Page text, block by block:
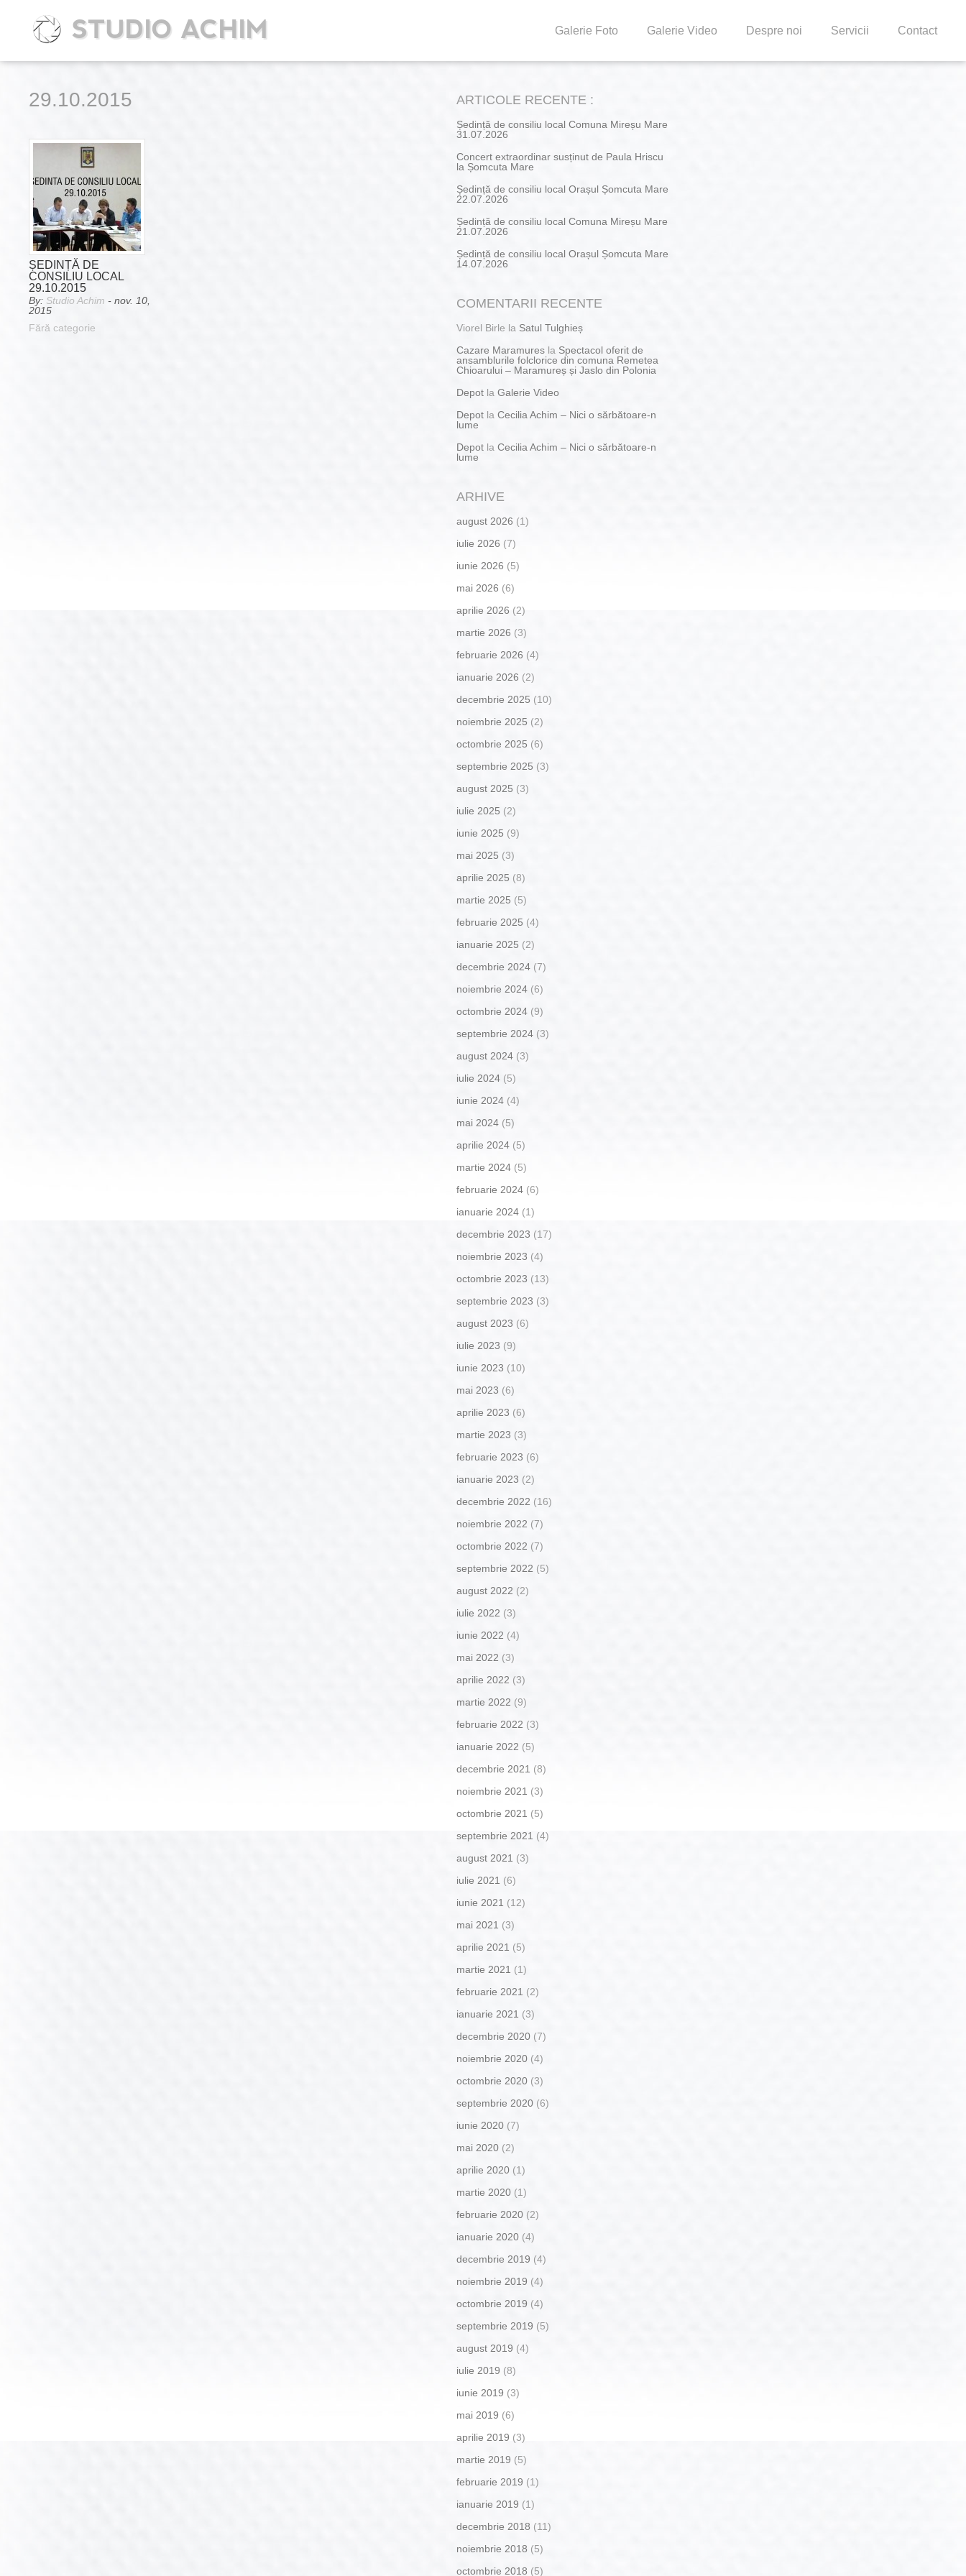
STUDIO ACHIM Galerie Foto Galerie Video Despre noi Servicii Contact
29.10.2015
ȘEDINȚĂ DE
CONSILIU LOCAL
29.10.2015
By: Studio Achim - nov. 10,
2015
Fără categorie
ARTICOLE RECENTE :
Ședință de consiliu local Comuna Mireșu Mare
31.07.2026
Concert extraordinar susținut de Paula Hriscu
la Șomcuta Mare
Ședință de consiliu local Orașul Șomcuta Mare
22.07.2026
Ședință de consiliu local Comuna Mireșu Mare
21.07.2026
Ședință de consiliu local Orașul Șomcuta Mare
14.07.2026
COMENTARII RECENTE
Viorel Birle la Satul Tulghieș
Cazare Maramures la Spectacol oferit de
ansamblurile folclorice din comuna Remetea
Chioarului – Maramureș și Jaslo din Polonia
Depot la Galerie Video
Depot la Cecilia Achim – Nici o sărbătoare-n
lume
Depot la Cecilia Achim – Nici o sărbătoare-n
lume
ARHIVE
august 2026 (1)
iulie 2026 (7)
iunie 2026 (5)
mai 2026 (6)
aprilie 2026 (2)
martie 2026 (3)
februarie 2026 (4)
ianuarie 2026 (2)
decembrie 2025 (10)
noiembrie 2025 (2)
octombrie 2025 (6)
septembrie 2025 (3)
august 2025 (3)
iulie 2025 (2)
iunie 2025 (9)
mai 2025 (3)
aprilie 2025 (8)
martie 2025 (5)
februarie 2025 (4)
ianuarie 2025 (2)
decembrie 2024 (7)
noiembrie 2024 (6)
octombrie 2024 (9)
septembrie 2024 (3)
august 2024 (3)
iulie 2024 (5)
iunie 2024 (4)
mai 2024 (5)
aprilie 2024 (5)
martie 2024 (5)
februarie 2024 (6)
ianuarie 2024 (1)
decembrie 2023 (17)
noiembrie 2023 (4)
octombrie 2023 (13)
septembrie 2023 (3)
august 2023 (6)
iulie 2023 (9)
iunie 2023 (10)
mai 2023 (6)
aprilie 2023 (6)
martie 2023 (3)
februarie 2023 (6)
ianuarie 2023 (2)
decembrie 2022 (16)
noiembrie 2022 (7)
octombrie 2022 (7)
septembrie 2022 (5)
august 2022 (2)
iulie 2022 (3)
iunie 2022 (4)
mai 2022 (3)
aprilie 2022 (3)
martie 2022 (9)
februarie 2022 (3)
ianuarie 2022 (5)
decembrie 2021 (8)
noiembrie 2021 (3)
octombrie 2021 (5)
septembrie 2021 (4)
august 2021 (3)
iulie 2021 (6)
iunie 2021 (12)
mai 2021 (3)
aprilie 2021 (5)
martie 2021 (1)
februarie 2021 (2)
ianuarie 2021 (3)
decembrie 2020 (7)
noiembrie 2020 (4)
octombrie 2020 (3)
septembrie 2020 (6)
iunie 2020 (7)
mai 2020 (2)
aprilie 2020 (1)
martie 2020 (1)
februarie 2020 (2)
ianuarie 2020 (4)
decembrie 2019 (4)
noiembrie 2019 (4)
octombrie 2019 (4)
septembrie 2019 (5)
august 2019 (4)
iulie 2019 (8)
iunie 2019 (3)
mai 2019 (6)
aprilie 2019 (3)
martie 2019 (5)
februarie 2019 (1)
ianuarie 2019 (1)
decembrie 2018 (11)
noiembrie 2018 (5)
octombrie 2018 (5)